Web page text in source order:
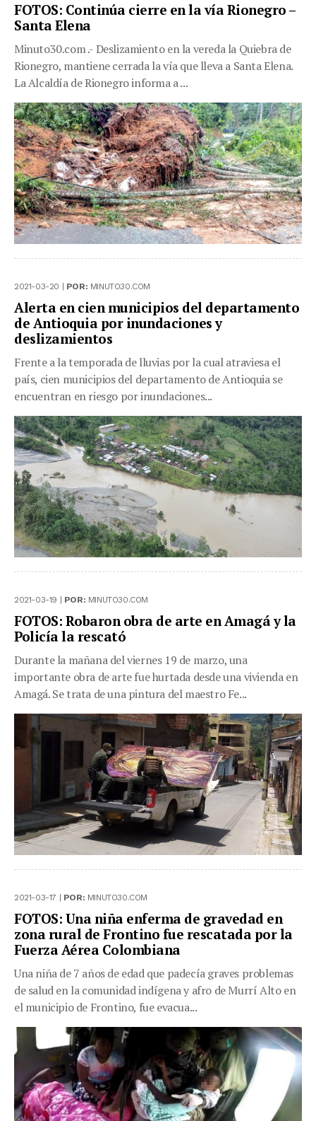
FOTOS: Continúa cierre en la vía Rionegro –
Santa Elena
Minuto30.com .- Deslizamiento en la vereda la Quiebra de
Rionegro, mantiene cerrada la vía que lleva a Santa Elena.
La Alcaldía de Rionegro informa a ...
2021-03-20 | POR: MINUTO30.COM
Alerta en cien municipios del departamento
de Antioquia por inundaciones y
deslizamientos
Frente a la temporada de lluvias por la cual atraviesa el
país, cien municipios del departamento de Antioquia se
encuentran en riesgo por inundaciones...
2021-03-19 | POR: MINUTO30.COM
FOTOS: Robaron obra de arte en Amagá y la
Policía la rescató
Durante la mañana del viernes 19 de marzo, una
importante obra de arte fue hurtada desde una vivienda en
Amagá. Se trata de una pintura del maestro Fe...
2021-03-17 | POR: MINUTO30.COM
FOTOS: Una niña enferma de gravedad en
zona rural de Frontino fue rescatada por la
Fuerza Aérea Colombiana
Una niña de 7 años de edad que padecía graves problemas
de salud en la comunidad indígena y afro de Murrí Alto en
el municipio de Frontino, fue evacua...